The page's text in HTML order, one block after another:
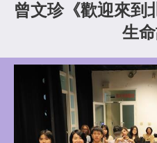
曾文珍《歡迎來到
生